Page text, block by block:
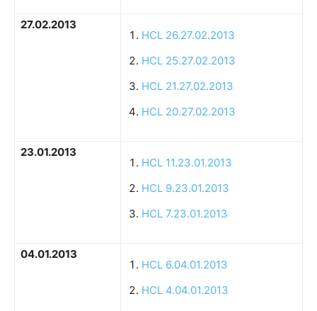
27.02.2013
HCL 26.27.02.2013
HCL 25.27.02.2013
HCL 21.27.02.2013
HCL 20.27.02.2013
23.01.2013
HCL 11.23.01.2013
HCL 9.23.01.2013
HCL 7.23.01.2013
04.01.2013
HCL 6.04.01.2013
HCL 4.04.01.2013